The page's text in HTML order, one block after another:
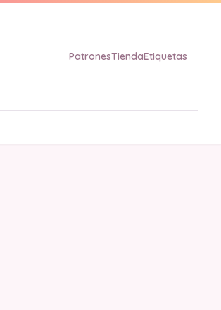
PatronesTiendaEtiquetas